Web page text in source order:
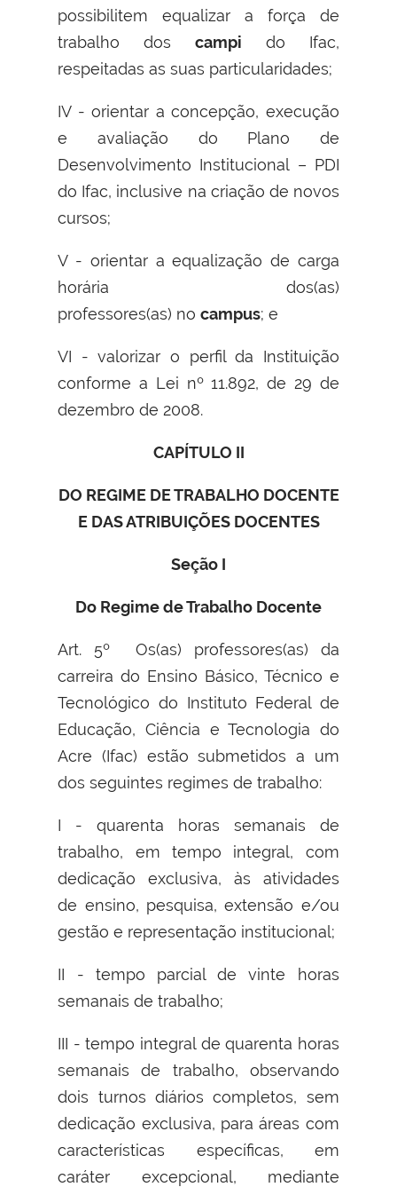
possibilitem equalizar a força de
trabalho dos campi do Ifac,
respeitadas as suas particularidades;
IV - orientar a concepção, execução
e avaliação do Plano de
Desenvolvimento Institucional – PDI
do Ifac, inclusive na criação de novos
cursos;
V - orientar a equalização de carga
horária dos(as)
professores(as) nocampus; e
VI - valorizar o perfil da Instituição
conforme a Lei nº 11.892, de 29 de
dezembro de 2008.
CAPÍTULO II
DO REGIME DE TRABALHO DOCENTE
E DAS ATRIBUIÇÕES DOCENTES
Seção I
Do Regime de Trabalho Docente
Art. 5º Os(as) professores(as) da
carreira do Ensino Básico, Técnico e
Tecnológico do Instituto Federal de
Educação, Ciência e Tecnologia do
Acre (Ifac) estão submetidos a um
dos seguintes regimes de trabalho:
I - quarenta horas semanais de
trabalho, em tempo integral, com
dedicação exclusiva, às atividades
de ensino, pesquisa, extensão e/ou
gestão e representação institucional;
II - tempo parcial de vinte horas
semanais de trabalho;
III - tempo integral de quarenta horas
semanais de trabalho, observando
dois turnos diários completos, sem
dedicação exclusiva, para áreas com
características específicas, em
caráter excepcional, mediante